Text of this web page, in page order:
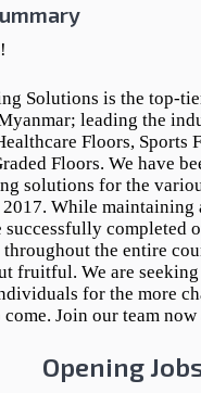
Solutions is the top-
leading the
Floors, Sports
Floors. We have
solutions for the
While maintaining
successfully completed
the entire
fruitful. We are
for the more
Join our team now
Opening